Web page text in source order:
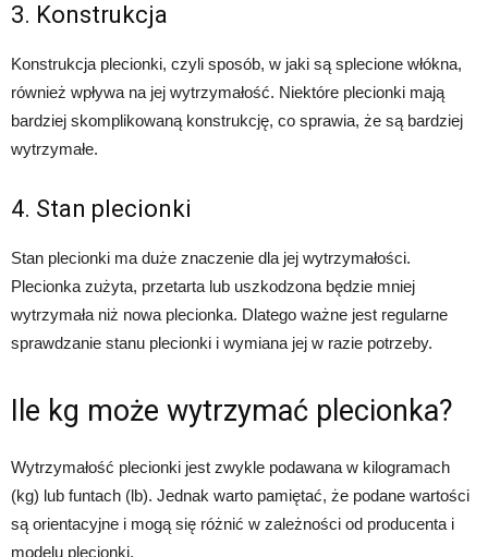
3. Konstrukcja
Konstrukcja plecionki, czyli sposób, w jaki są splecione włókna,
również wpływa na jej wytrzymałość. Niektóre plecionki mają
bardziej skomplikowaną konstrukcję, co sprawia, że są bardziej
wytrzymałe.
4. Stan plecionki
Stan plecionki ma duże znaczenie dla jej wytrzymałości.
Plecionka zużyta, przetarta lub uszkodzona będzie mniej
wytrzymała niż nowa plecionka. Dlatego ważne jest regularne
sprawdzanie stanu plecionki i wymiana jej w razie potrzeby.
Ile kg może wytrzymać plecionka?
Wytrzymałość plecionki jest zwykle podawana w kilogramach
(kg) lub funtach (lb). Jednak warto pamiętać, że podane wartości
są orientacyjne i mogą się różnić w zależności od producenta i
modelu plecionki.